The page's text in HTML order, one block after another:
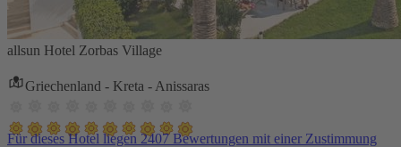
allsun Hotel Zorbas Village
Griechenland - Kreta - Anissaras
Für dieses Hotel liegen 2407 Bewertungen mit einer Zustimmung